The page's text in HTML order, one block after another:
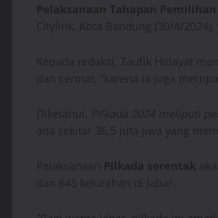
Pelaksanaan Tahapan
Citylink, Kota Bandung (30/4/
Kepada redaksi, Taufik Hidayat
dan cermat, “karena ia juga
Diketahui, Pilkada 2024 meliputi
ada sekitar 36,5 juta jiwa yang
Pelaksanaan Pilkada serentak
dan 645 kelurahan di Jabar.